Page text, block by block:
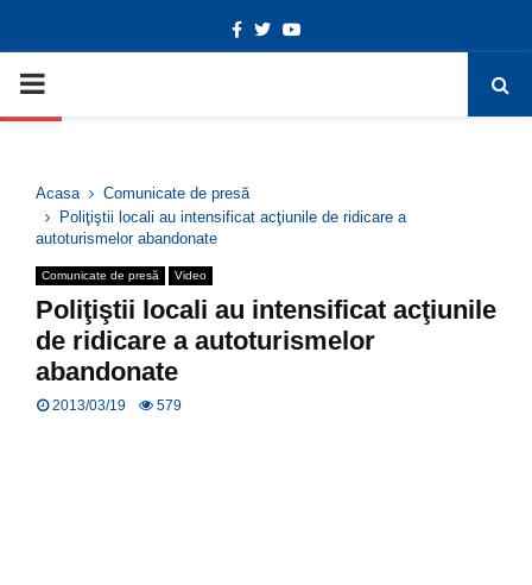
Deschide bara de unelte
Facebook
TwitterYoutube
PRIMARY
Acasa
Comunicate de presă
Poliţiştii locali au intensificat acţiunile de ridicare a
autoturismelor abandonate
Comunicate de presă Video
Poliţiştii locali au intensificat acţiunile
de ridicare a autoturismelor
abandonate
2013/03/19 579